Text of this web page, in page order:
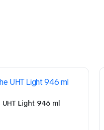
UHT Light 946 ml